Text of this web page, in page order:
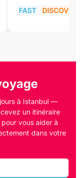
FAST DISCOVER
à Istanbul —
un itinéraire
vous aider à
dans votre